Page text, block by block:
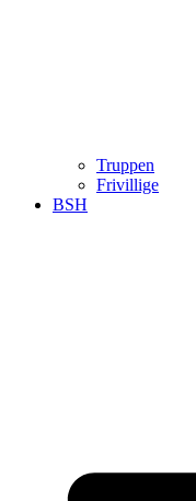
Truppen
Frivillige
BSH